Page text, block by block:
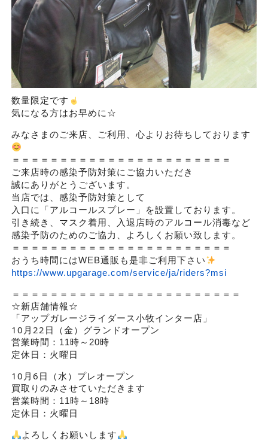
数量限定です
気になる方はお早めに☆
みなさまのご来店、ご利用、心よりお待ちしております
＝＝＝＝＝＝＝＝＝＝＝＝＝＝＝＝＝＝＝＝＝＝＝
ご来店時の感染予防対策にご協力いただき
誠にありがとうございます。
当店では、感染予防対策として
入口に「アルコールスプレー」を設置しております。
引き続き、マスク着用、入退店時のアルコール消毒など
感染予防のためのご協力、よろしくお願い致します。
＝＝＝＝＝＝＝＝＝＝＝＝＝＝＝＝＝＝＝＝＝＝＝
おうち時間にはWEB通販も是非ご利用下さい
https://www.upgarage.com/service/ja/riders?msi
＝＝＝＝＝＝＝＝＝＝＝＝＝＝＝＝＝＝＝＝＝＝＝＝
☆新店舗情報☆
「アップガレージライダース小牧インター店」
10月22日（金）グランドオープン
営業時間：11時～20時
定休日：火曜日
10月6日（水）プレオープン
買取りのみさせていただきます
営業時間：11時～18時
定休日：火曜日
よろしくお願いします